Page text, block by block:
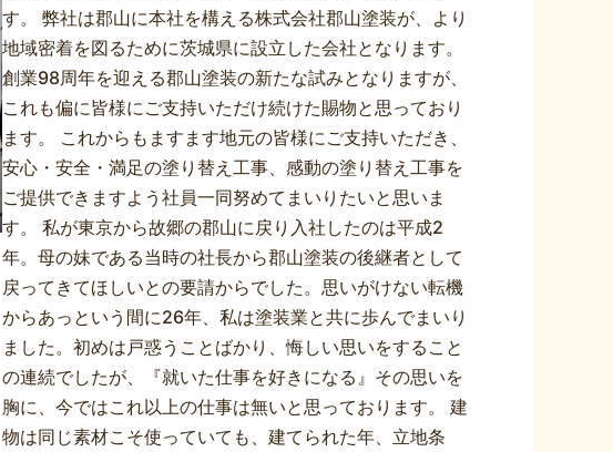
す。 弊社は郡山に本社を構える株式会社郡山塗装が、より
地域密着を図るために茨城県に設立した会社となります。
創業98周年を迎える郡山塗装の新たな試みとなりますが、
これも偏に皆様にご支持いただけ続けた賜物と思っており
ます。 これからもますます地元の皆様にご支持いただき、
安心・安全・満足の塗り替え工事、感動の塗り替え工事を
ご提供できますよう社員一同努めてまいりたいと思いま
す。 私が東京から故郷の郡山に戻り入社したのは平成2
年。母の妹である当時の社長から郡山塗装の後継者として
戻ってきてほしいとの要請からでした。思いがけない転機
からあっという間に26年、私は塗装業と共に歩んでまいり
ました。初めは戸惑うことばかり、悔しい思いをすること
の連続でしたが、『就いた仕事を好きになる』その思いを
胸に、今ではこれ以上の仕事は無いと思っております。 建
物は同じ素材こそ使っていても、建てられた年、立地条